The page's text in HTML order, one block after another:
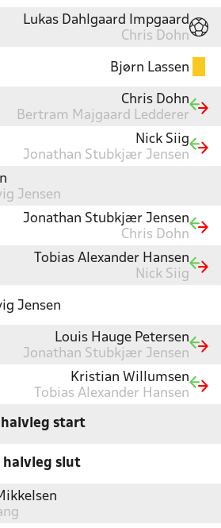
Lukas Dahlgaard Impgaard
Chris Dohn
Bjørn Lassen
Chris Dohn
Bertram Majgaard Ledderer
Nick Siig
Jonathan Stubkjær Jensen
Jensen
Jonathan Stubkjær Jensen
Chris Dohn
Tobias Alexander Hansen
Nick Siig
Jensen
Louis Hauge Petersen
Jonathan Stubkjær Jensen
Kristian Willumsen
Tobias Alexander Hansen
halvleg start
halvleg slut